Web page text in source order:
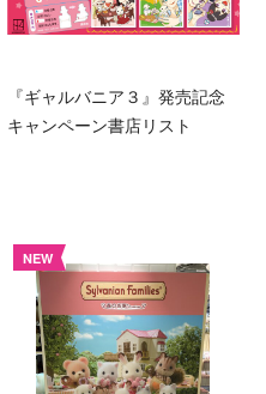
『ギャルバニア３』発売記念
キャンペーン書店リスト
NEW